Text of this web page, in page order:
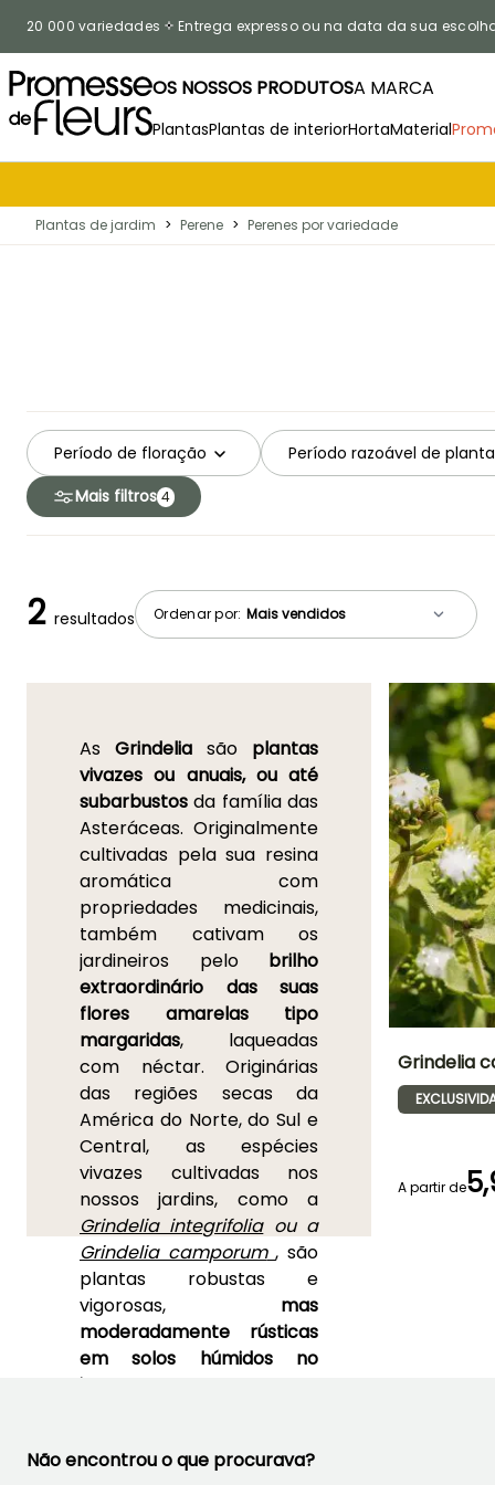
20 000 variedades Entrega expresso ou na data da sua
OS NOSSOS PRODUTOSA MARCA
PlantasPlantas de interiorHortaMaterial
Plantas de jardim > Perene > Perenes por variedade
Período de floração Período razoável de
Mais filtros 4
Ordenar por:
2 resultados
As Grindelia são plantas
vivazes ou anuais, ou até
subarbustos da família das
Asteráceas. Originalmente
cultivadas pela sua resina
aromática com
propriedades medicinais,
também cativam os
jardineiros pelo brilho
extraordinário das suas
flores amarelas tipo
margaridas, laqueadas
com néctar. Originárias
das regiões secas da
América do Norte, do Sul e
Central, as espécies
vivazes cultivadas nos
nossos jardins, como a
Grindelia integrifoliaou a
Grindelia camporum , são
plantas robustas e
vigorosas, mas
moderadamente rústicas
em solos húmidos no
inverno.
formam grandes touceiras
Altura à
maturidade
Grindelia
A partir de
Não encontrou o que procurava?